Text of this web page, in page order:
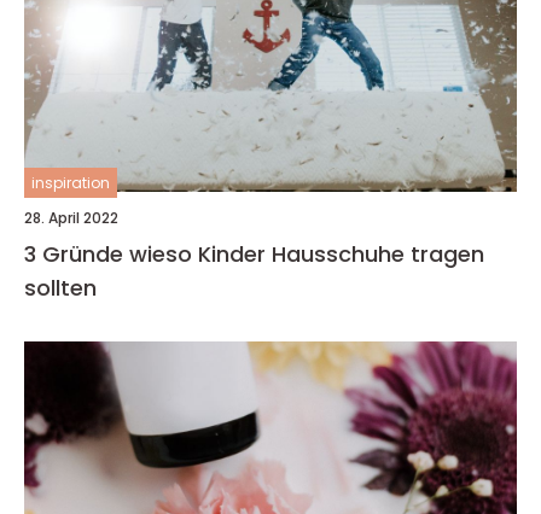
inspiration
28. April 2022
3 Gründe wieso Kinder Hausschuhe tragen
sollten